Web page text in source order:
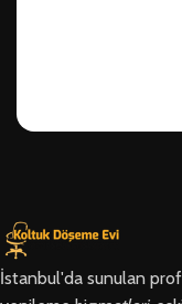
İstanbul'da sunulan